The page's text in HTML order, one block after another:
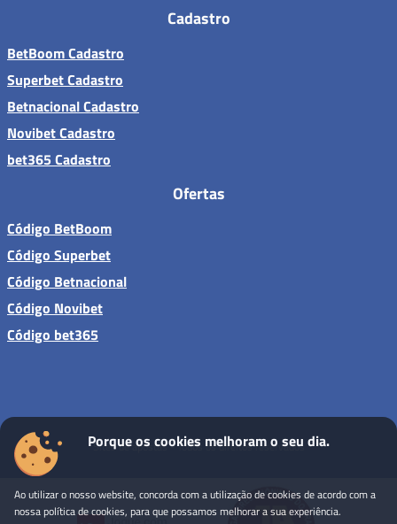
Cadastro
BetBoom Cadastro
Superbet Cadastro
Betnacional Cadastro
Novibet Cadastro
bet365 Cadastro
Ofertas
Código BetBoom
Código Superbet
Código Betnacional
Código Novibet
Código bet365
Sites de apostas - Todos os direitos reservados
Porque os cookies melhoram o seu dia.
Ao utilizar o nosso website, concorda com a utilização de cookies de acordo com a
nossa política de cookies, para que possamos melhorar a sua experiência.